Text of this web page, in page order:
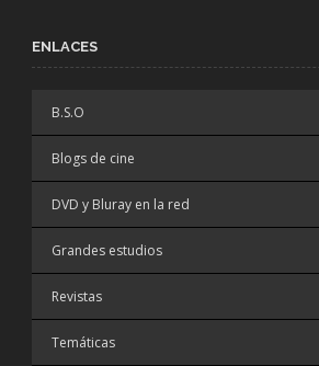
ENLACES
B.S.O
Blogs de cine
DVD y Bluray en la red
Grandes estudios
Revistas
Temáticas